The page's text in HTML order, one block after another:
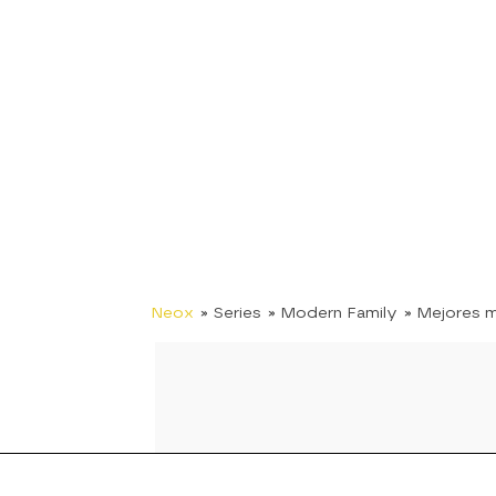
Neox » Series » Modern Family » Mejores